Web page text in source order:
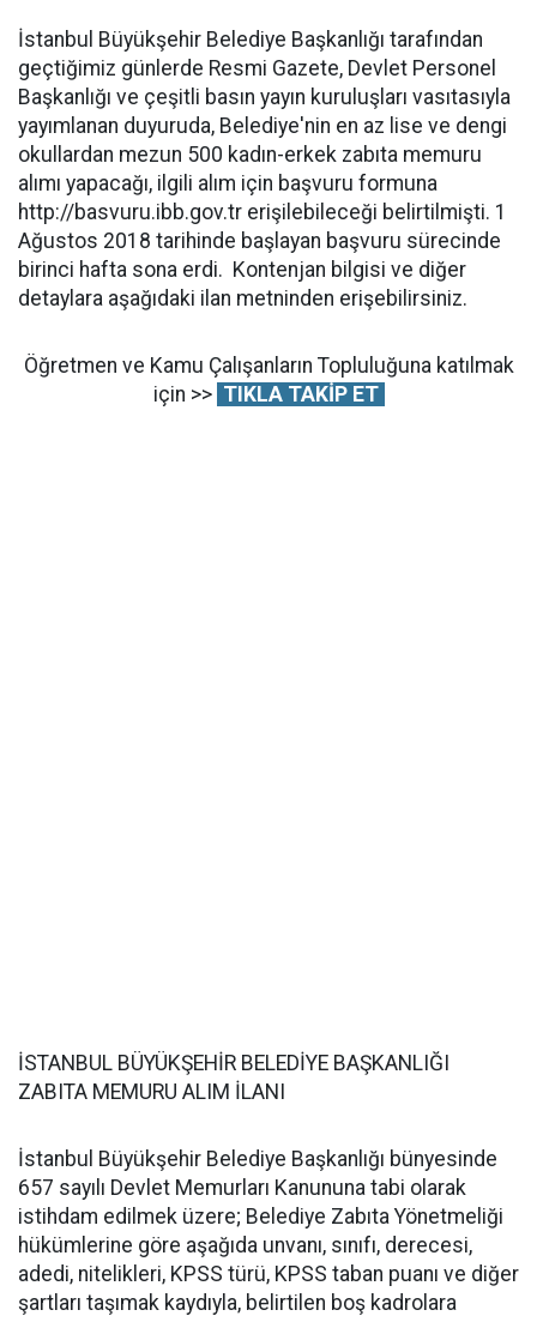
İstanbul Büyükşehir Belediye Başkanlığı tarafından
geçtiğimiz günlerde Resmi Gazete, Devlet Personel
Başkanlığı ve çeşitli basın yayın kuruluşları vasıtasıyla
yayımlanan duyuruda, Belediye'nin en az lise ve dengi
okullardan mezun 500 kadın-erkek zabıta memuru
alımı yapacağı, ilgili alım için başvuru formuna
http://basvuru.ibb.gov.tr erişilebileceği belirtilmişti. 1
Ağustos 2018 tarihinde başlayan başvuru sürecinde
birinci hafta sona erdi. Kontenjan bilgisi ve diğer
detaylara aşağıdaki ilan metninden erişebilirsiniz.
Öğretmen ve Kamu Çalışanların Topluluğuna katılmak
için >> TIKLA TAKİP ET
İSTANBUL BÜYÜKŞEHİR BELEDİYE BAŞKANLIĞI
ZABITA MEMURU ALIM İLANI
İstanbul Büyükşehir Belediye Başkanlığı bünyesinde
657 sayılı Devlet Memurları Kanununa tabi olarak
istihdam edilmek üzere; Belediye Zabıta Yönetmeliği
hükümlerine göre aşağıda unvanı, sınıfı, derecesi,
adedi, nitelikleri, KPSS türü, KPSS taban puanı ve diğer
şartları taşımak kaydıyla, belirtilen boş kadrolara